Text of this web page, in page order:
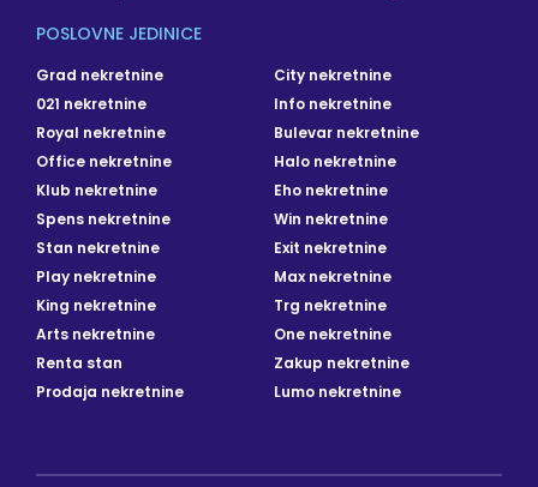
POSLOVNE JEDINICE
Grad nekretnine
City nekretnine
021 nekretnine
Info nekretnine
Royal nekretnine
Bulevar nekretnine
Office nekretnine
Halo nekretnine
Klub nekretnine
Eho nekretnine
Spens nekretnine
Win nekretnine
Stan nekretnine
Exit nekretnine
Play nekretnine
Max nekretnine
King nekretnine
Trg nekretnine
Arts nekretnine
One nekretnine
Renta stan
Zakup nekretnine
Prodaja nekretnine
Lumo nekretnine